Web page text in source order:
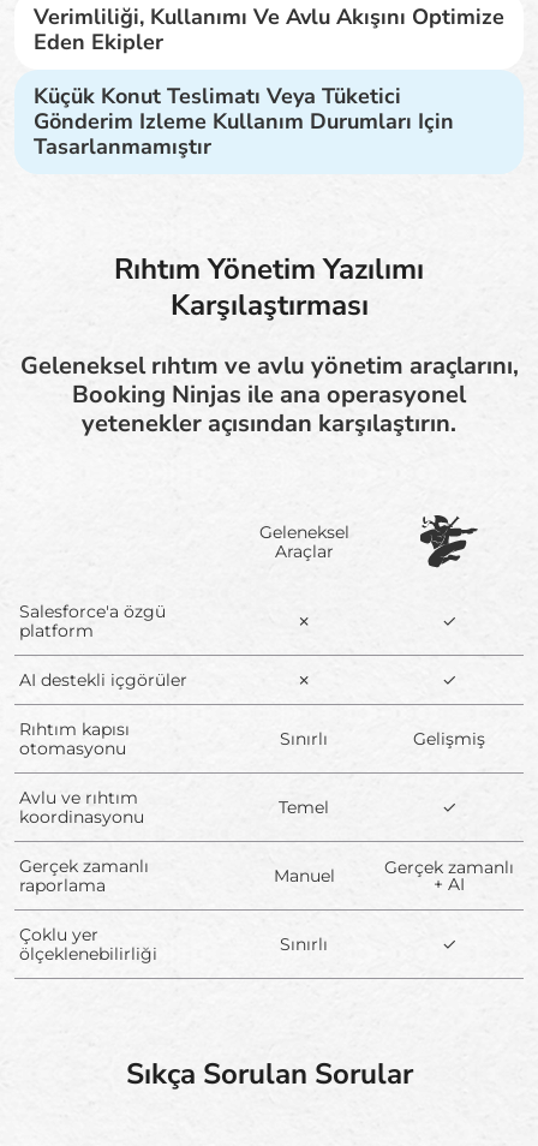
Verimliliği, Kullanımı Ve Avlu Akışını Optimize
Eden Ekipler
Küçük Konut Teslimatı Veya Tüketici
Gönderim Izleme Kullanım Durumları Için
Tasarlanmamıştır
Rıhtım Yönetim Yazılımı
Karşılaştırması
Geleneksel rıhtım ve avlu yönetim araçlarını,
Booking Ninjas ile ana operasyonel
yetenekler açısından karşılaştırın.
Geleneksel
Araçlar
Salesforce'a özgü
platform
✗ ✓
AI destekli içgörüler ✗ ✓
Rıhtım kapısı
otomasyonu
Sınırlı Gelişmiş
Avlu ve rıhtım
koordinasyonu
Temel ✓
Gerçek zamanlı
raporlama
Manuel Gerçek zamanlı
+ AI
Çoklu yer
ölçeklenebilirliği
Sınırlı ✓
Sıkça Sorulan Sorular